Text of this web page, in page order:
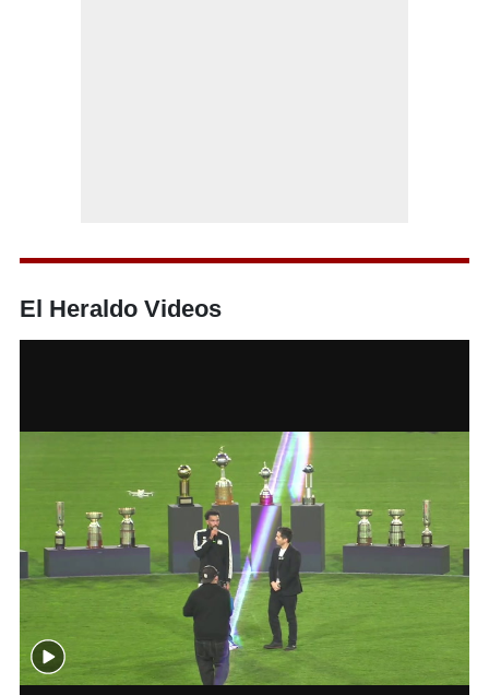
El Heraldo Videos